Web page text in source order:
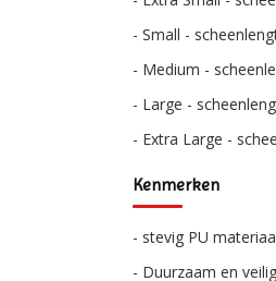
- Small -
- Medium -
- Large -
- Extra Large -
Kenmerken
- stevig PU
- Duurzaam en veilig